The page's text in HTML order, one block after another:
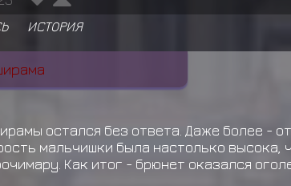
ИСТОРИЯ
остался без ответа. Даже более -
мальчишки была настолько
Как итог - брюнет оказался